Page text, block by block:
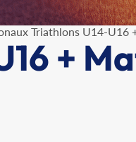
Triathlons U14-U16
+